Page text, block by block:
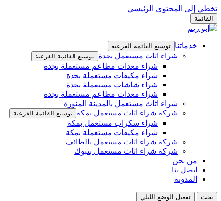
تخطي إلى المحتوى الرئيسي
القائمة
خدماتنا توسيع القائمة الفرعية
شراء اثاث مستعمل بجدة توسيع القائمة الفرعية
شراء معدات مطاعم مستعملة بجدة
شراء مكيفات مستعملة بجدة
شراء شاشات مستعملة بجدة
شراء معدات مطاعم مستعملة بجدة
شراء اثاث مستعمل بالمدينة المنورة
شركة شراء اثاث مستعمل بمكة توسيع القائمة الفرعية
شراء سكراب مستعمل بمكة
شراء مكيفات مستعملة بمكة
شركة شراء اثاث مستعمل بالطائف
شركة شراء اثاث مستعمل بتبوك
من نحن
اتصل بنا
المدونة
بحث تفعيل الوضع الليلي